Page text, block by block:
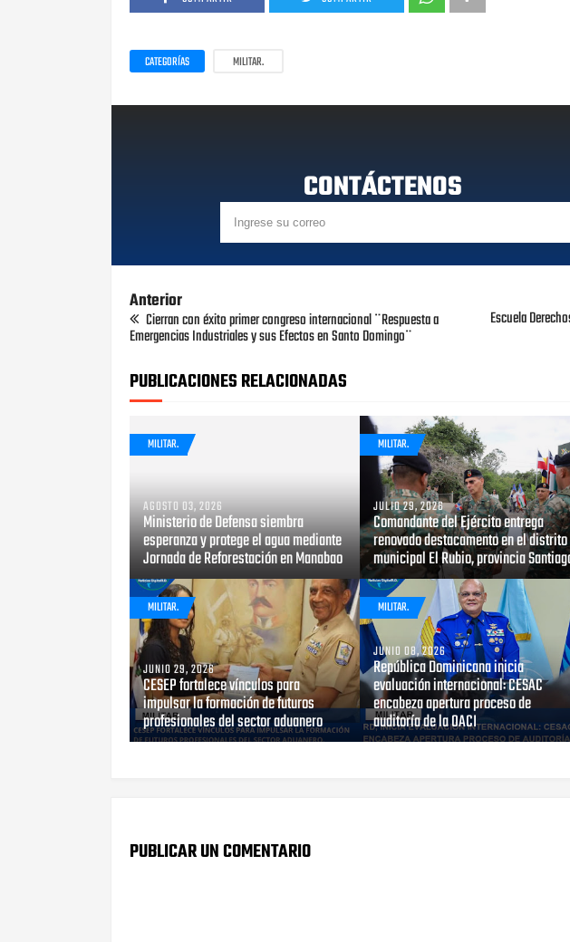
CATEGORÍAS MILITAR.
CONTÁCTENOS
Anterior
Cierran con éxito primer congreso internacional ¨Respuesta a
Emergencias Industriales y sus Efectos en Santo Domingo¨
Escuela
PUBLICACIONES RELACIONADAS
MILITAR.
AGOSTO 03, 2026
Ministerio de Defensa siembra
esperanza y protege el agua mediante
Jornada de Reforestación en Manabao
MILITAR.
JULIO 29, 2026
Comandante del Ejército entrega
renovado destacamento en el distrito
municipal El Rubio, provincia
MILITAR.
JUNIO 29, 2026
CESEP fortalece vínculos para
impulsar la formación de futuros
profesionales del sector aduanero
MILITAR.
JUNIO 08, 2026
República Dominicana inicia
evaluación internacional: CESAC
encabeza apertura proceso de
auditoría de la OACI
PUBLICAR UN COMENTARIO